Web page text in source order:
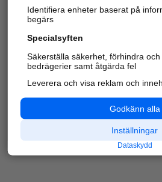
information om företag,
platser.
Identifiera enheter baserat på
begärs
Specialsyften
Säkerställa säkerhet, förhindra och
bedrägerier samt åtgärda fel
Leverera och visa reklam och
Godkänn alla
Inställningar
Dataskydd